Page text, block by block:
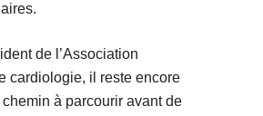
de l’Association
cardiologie, il reste encore
à parcourir avant de